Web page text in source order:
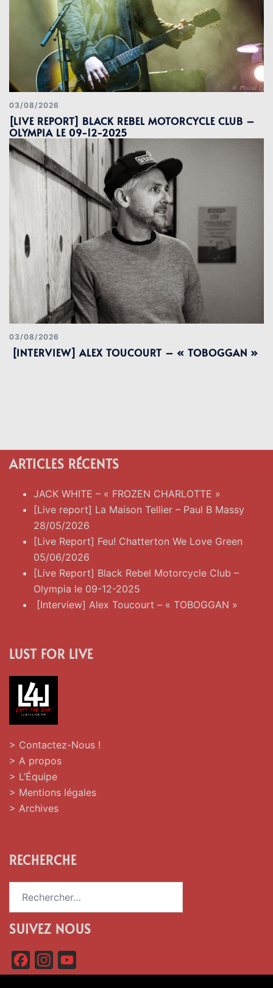
03/08/2026
[LIVE REPORT] BLACK REBEL MOTORCYCLE CLUB –
OLYMPIA LE 09-12-2025
03/08/2026
[INTERVIEW] ALEX TOUCOURT – « TOBOGGAN »
ARTICLES RÉCENTS
JACK WHITE – « FROZEN CHARLOTTE »
[Live report] La Maison Tellier – Paul B Massy
28/05/2026
[Live Report] Feu! Chatterton We Love Green
05/06/2026
[Live Report] Black Rebel Motorcycle Club –
Olympia le 09-12-2025
[Interview] Alex Toucourt – « TOBOGGAN »
LUST FOR LIVE
> Contactez-Nous !
> A propos
> L’Équipe
> Mentions légales
> Archives
RECHERCHE
SUIVEZ NOUS
a
n
o